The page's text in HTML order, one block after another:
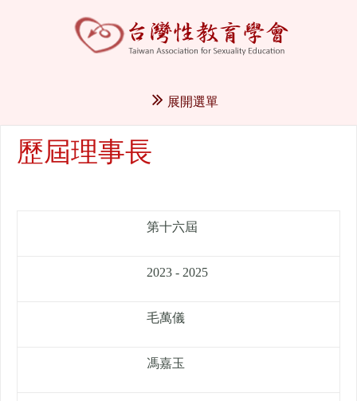
展開選單
歷屆理事長
第十六屆
2023 - 2025
毛萬儀
馮嘉玉